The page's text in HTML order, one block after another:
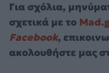
Για σχόλια,
σχετικά με το
Facebook,
ακολουθήστε μας